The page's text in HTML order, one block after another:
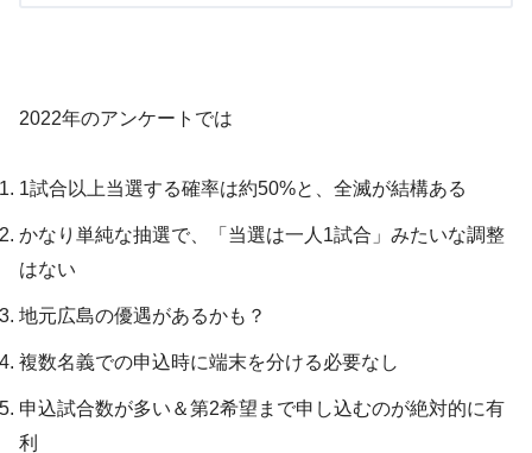
2022年のアンケートでは
1試合以上当選する確率は約50%と、全滅が結構ある
かなり単純な抽選で、「当選は一人1試合」みたいな調整
はない
地元広島の優遇があるかも？
複数名義での申込時に端末を分ける必要なし
申込試合数が多い＆第2希望まで申し込むのが絶対的に有
利